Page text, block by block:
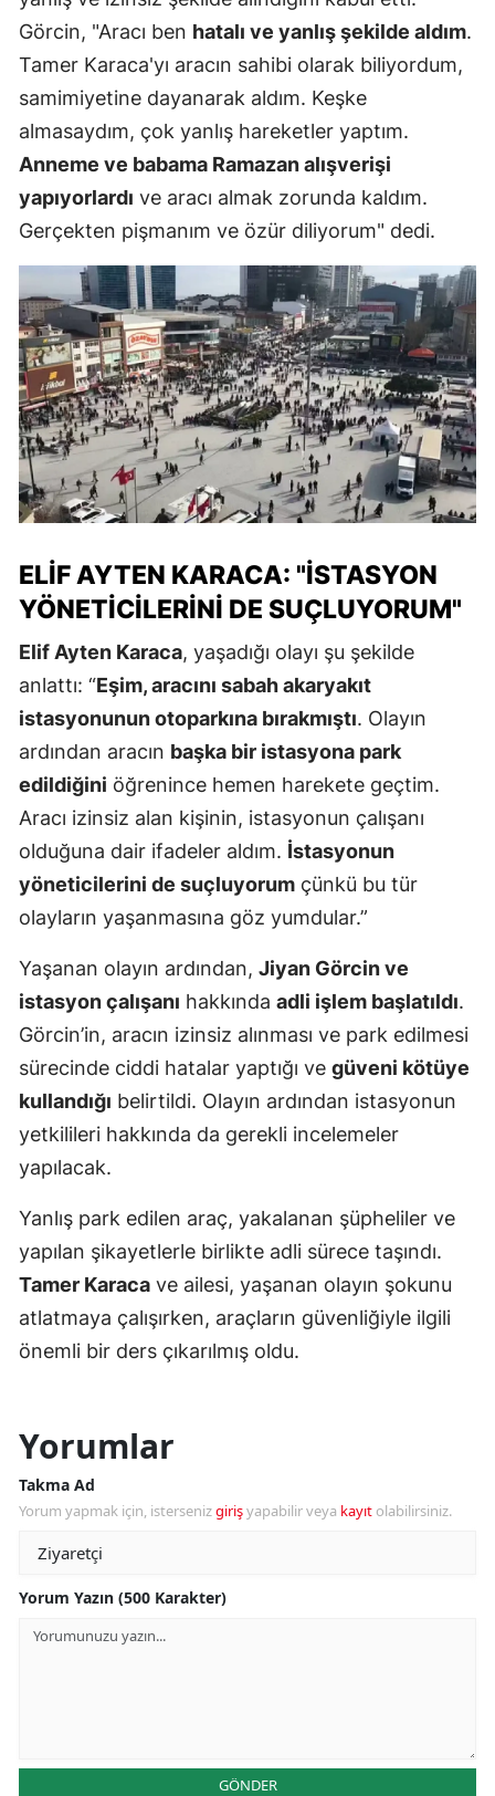
Görcin, "Aracı ben hatalı ve yanlış şekilde aldım.
Tamer Karaca'yı aracın sahibi olarak biliyordum,
samimiyetine dayanarak aldım. Keşke
almasaydım, çok yanlış hareketler yaptım.
Anneme ve babama Ramazan alışverişi
yapıyorlardı ve aracı almak zorunda kaldım.
Gerçekten pişmanım ve özür diliyorum" dedi.
ELIF AYTEN KARACA: "İSTASYON
YÖNETICILERINI DE SUÇLUYORUM"
Elif Ayten Karaca, yaşadığı olayı şu şekilde
anlattı: “Eşim, aracını sabah akaryakıt
istasyonunun otoparkına bırakmıştı. Olayın
ardından aracın başka bir istasyona park
edildiğini öğrenince hemen harekete geçtim.
Aracı izinsiz alan kişinin, istasyonun çalışanı
olduğuna dair ifadeler aldım. İstasyonun
yöneticilerini de suçluyorum çünkü bu tür
olayların yaşanmasına göz yumdular.”
Yaşanan olayın ardından, Jiyan Görcin ve
istasyon çalışanı hakkında adli işlem başlatıldı.
Görcin’in, aracın izinsiz alınması ve park edilmesi
sürecinde ciddi hatalar yaptığı ve güveni kötüye
kullandığı belirtildi. Olayın ardından istasyonun
yetkilileri hakkında da gerekli incelemeler
yapılacak.
Yanlış park edilen araç, yakalanan şüpheliler ve
yapılan şikayetlerle birlikte adli sürece taşındı.
Tamer Karaca ve ailesi, yaşanan olayın şokunu
atlatmaya çalışırken, araçların güvenliğiyle ilgili
önemli bir ders çıkarılmış oldu.
Yorumlar
Takma Ad
Yorum yapmak için, istersenizgirişyapabilir veya kayıt olabilirsiniz.
Yorum Yazın (500 Karakter)
GÖNDER